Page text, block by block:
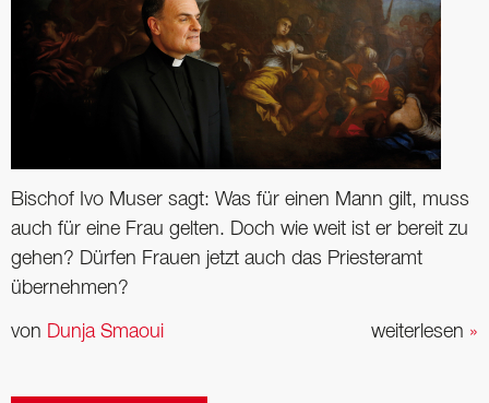
Bischof Ivo Muser sagt: Was für einen Mann gilt, muss
auch für eine Frau gelten. Doch wie weit ist er bereit zu
gehen? Dürfen Frauen jetzt auch das Priesteramt
übernehmen?
weiterlesen »
von Dunja Smaoui